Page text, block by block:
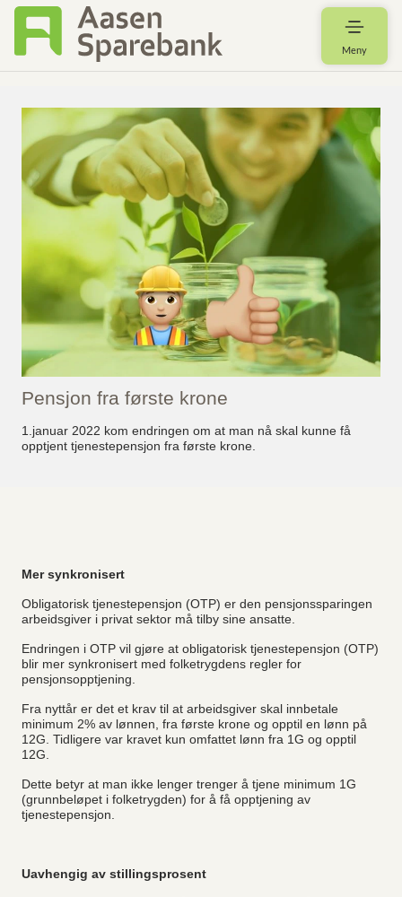
Meny
Pensjon fra første krone
1.januar 2022 kom endringen om at man nå skal kunne få
opptjent tjenestepensjon fra første krone.
Mer synkronisert
Obligatorisk tjenestepensjon (OTP) er den pensjonssparingen
arbeidsgiver i privat sektor må tilby sine ansatte.
Endringen i OTP vil gjøre at obligatorisk tjenestepensjon (OTP)
blir mer synkronisert med folketrygdens regler for
pensjonsopptjening.
Fra nyttår er det et krav til at arbeidsgiver skal innbetale
minimum 2% av lønnen, fra første krone og opptil en lønn på
12G. Tidligere var kravet kun omfattet lønn fra 1G og opptil
12G.
Dette betyr at man ikke lenger trenger å tjene minimum 1G
(grunnbeløpet i folketrygden) for å få opptjening av
tjenestepensjon.
Uavhengig av stillingsprosent